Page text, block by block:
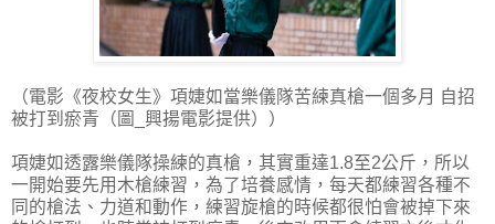
（電影《夜校女生》項婕如當樂儀隊苦練真槍一個多月 自招
被打到瘀青（圖_興揚電影提供））
項婕如透露樂儀隊操練的真槍，其實重達1.8至2公斤，所以
一開始要先用木槍練習，為了培養感情，每天都練習各種不
同的槍法、力道和動作，練習旋槍的時候都很怕會被掉下來